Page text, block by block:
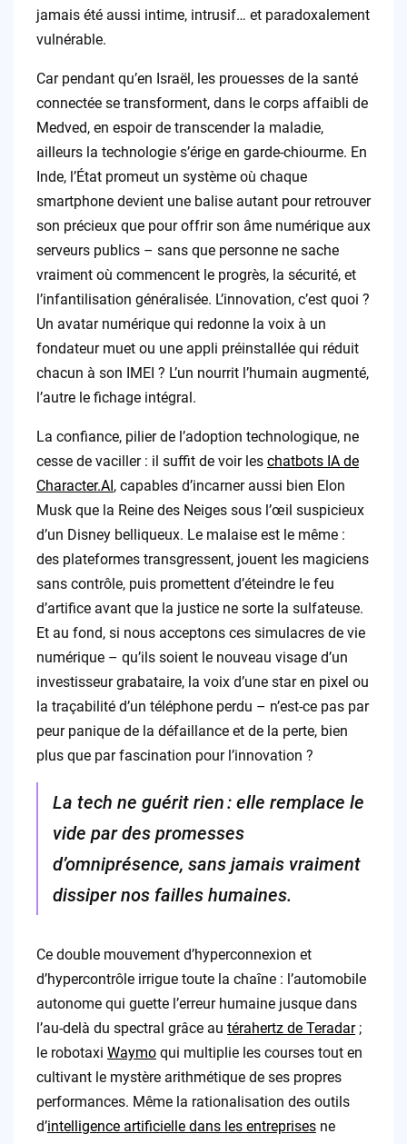
jamais été aussi intime, intrusif… et paradoxalement
vulnérable.
Car pendant qu’en Israël, les prouesses de la santé
connectée se transforment, dans le corps affaibli de
Medved, en espoir de transcender la maladie,
ailleurs la technologie s’érige en garde-chiourme. En
Inde, l’État promeut un système où chaque
smartphone devient une balise autant pour retrouver
son précieux que pour offrir son âme numérique aux
serveurs publics – sans que personne ne sache
vraiment où commencent le progrès, la sécurité, et
l’infantilisation généralisée. L’innovation, c’est quoi ?
Un avatar numérique qui redonne la voix à un
fondateur muet ou une appli préinstallée qui réduit
chacun à son IMEI ? L’un nourrit l’humain augmenté,
l’autre le fichage intégral.
La confiance, pilier de l’adoption technologique, ne
cesse de vaciller : il suffit de voir les chatbots IA de
Character.AI, capables d’incarner aussi bien Elon
Musk que la Reine des Neiges sous l’œil suspicieux
d’un Disney belliqueux. Le malaise est le même :
des plateformes transgressent, jouent les magiciens
sans contrôle, puis promettent d’éteindre le feu
d’artifice avant que la justice ne sorte la sulfateuse.
Et au fond, si nous acceptons ces simulacres de vie
numérique – qu’ils soient le nouveau visage d’un
investisseur grabataire, la voix d’une star en pixel ou
la traçabilité d’un téléphone perdu – n’est-ce pas par
peur panique de la défaillance et de la perte, bien
plus que par fascination pour l’innovation ?
La tech ne guérit rien : elle remplace le
vide par des promesses
d’omniprésence, sans jamais vraiment
dissiper nos failles humaines.
Ce double mouvement d’hyperconnexion et
d’hypercontrôle irrigue toute la chaîne : l’automobile
autonome qui guette l’erreur humaine jusque dans
l’au-delà du spectral grâce au térahertz de Teradar;
le robotaxi Waymoqui multiplie les courses tout en
cultivant le mystère arithmétique de ses propres
performances. Même la rationalisation des outils
d’intelligence artificielle dans les entreprisesne